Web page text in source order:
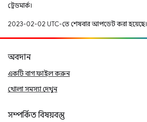
ট্রেডমার্ক।
2023-02-02 UTC-তে শেষবার আপডেট করা হয়েছে।
অবদান
একটি বাগ ফাইল করুন
খোলা সমস্যা দেখুন
সম্পর্কিত বিষয়বস্তু